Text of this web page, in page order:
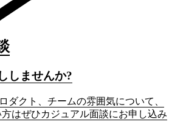
しませんか?
ダクト、チームの雰囲気について、
はぜひカジュアル面談にお申し込み